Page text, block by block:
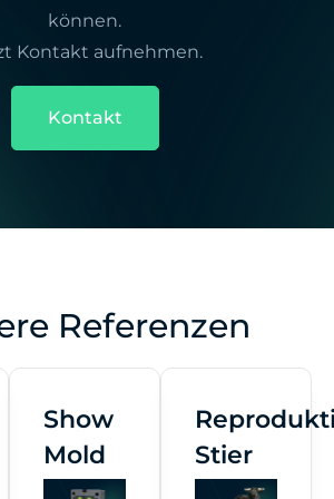
können.
Kontakt aufnehmen.
Kontakt
Referenzen
Show
Mold
Stier